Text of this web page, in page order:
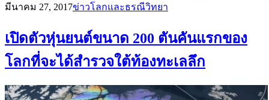
มีนาคม 27, 2017ข่าวโลกและธรณีวิทยา
เปิดตัวหุ่นยนต์ขนาด 200 ตันคันแรกของ
โลกที่จะได้สำรวจใต้ท้องทะเลลึก